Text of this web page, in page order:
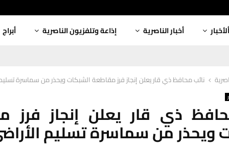
أخبار الناصرية إذاعة وتلفزيون الناصرية أبراج
نائب محافظ ذي قار يعلن إنجاز فرز مقاطعة الشبكات ويحذر من سماسرة
ذي قار يعلن إنجاز فرز
ويحذر من سماسرة تسليم